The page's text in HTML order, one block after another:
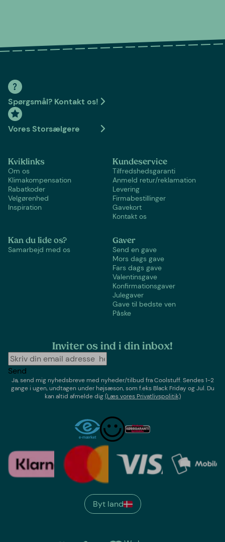
Spørgsmål? Kontakt os!
Vores Storsælgere
Kviklinks
Om os
Klimakompensation
Rabatkoder
Velgørenhed
Inspiration
Kundeservice
Tilfredshedsgaranti
Anmeld retur/reklamation
Levering
Firmabestillinger
Gavekort
Kontakt os
Kan du lide os?
Samarbejd med os
Gaver
Send en gave
Mors dags gave
Fars dags gave
Valentinsgave
Konfirmationsgaver
Julegaver
Gave til bedste ven
Påske
Inviter os ind i din inbox!
Send
Ja, send mig nyhedsbreve med nyheder/tilbud fraCoolstuff. Sendes 1-2
gange i ugen,undtagen under højsæson, som f.eks Black Friday og Jul. Du
kan altid afmelde dig(Læs vores Privatlivspolitik)
Byt land